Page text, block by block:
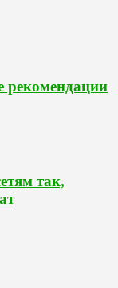
рекомендации
так,